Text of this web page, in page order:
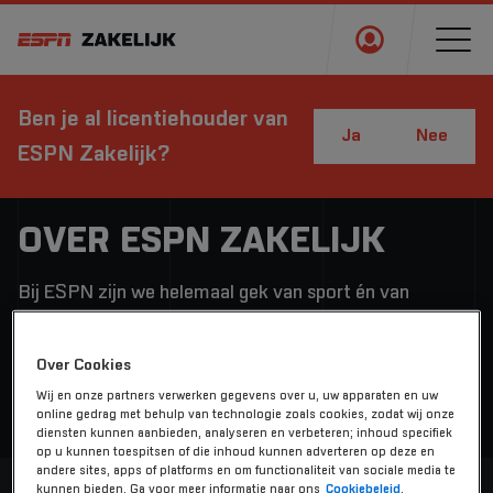
Ben je al licentiehouder van
ESPN Zakelijk?
Ja Nee
OVER ESPN ZAKELIJK
Bij ESPN zijn we helemaal gek van sport én van
en emotie van een wedstrijd perfect in beeld te krijgen.
samen kijkt!
Over Cookies
Wij en onze partners verwerken gegevens over u, uw apparaten en uw
online gedrag met behulp van technologie zoals cookies, zodat wij onze
diensten kunnen aanbieden, analyseren en verbeteren; inhoud specifiek
op u kunnen toespitsen of die inhoud kunnen adverteren op deze en
andere sites, apps of platforms en om functionaliteit van sociale media te
kunnen bieden. Ga voor meer informatie naar ons Cookiebeleid